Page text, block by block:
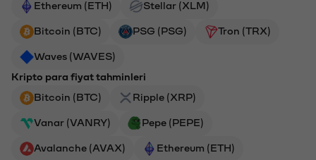
Ethereum (ETH)
Stellar (XLM)
Bitcoin (BTC) PSG (PSG) Tron (TRX)
Waves (WAVES)
Kripto para fiyat tahminleri
Bitcoin (BTC)
Ripple (XRP)
Vanar (VANRY) Pepe (PEPE)
Avalanche (AVAX) Ethereum (ETH)